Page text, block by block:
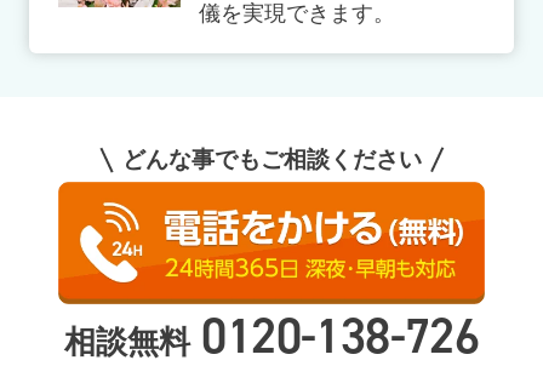
儀を実現できます。
どんな事でもご相談ください
相談無料 0120-138-726